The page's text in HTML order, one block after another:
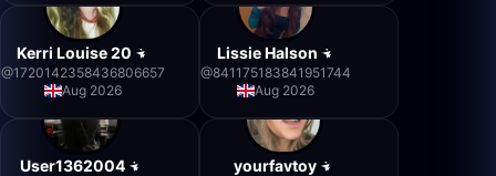
Kerri Louise 20
@1720142358436806657
Aug 2026
Lissie Halson
@841175183841951744
Aug 2026
User1362004 yourfavtoy